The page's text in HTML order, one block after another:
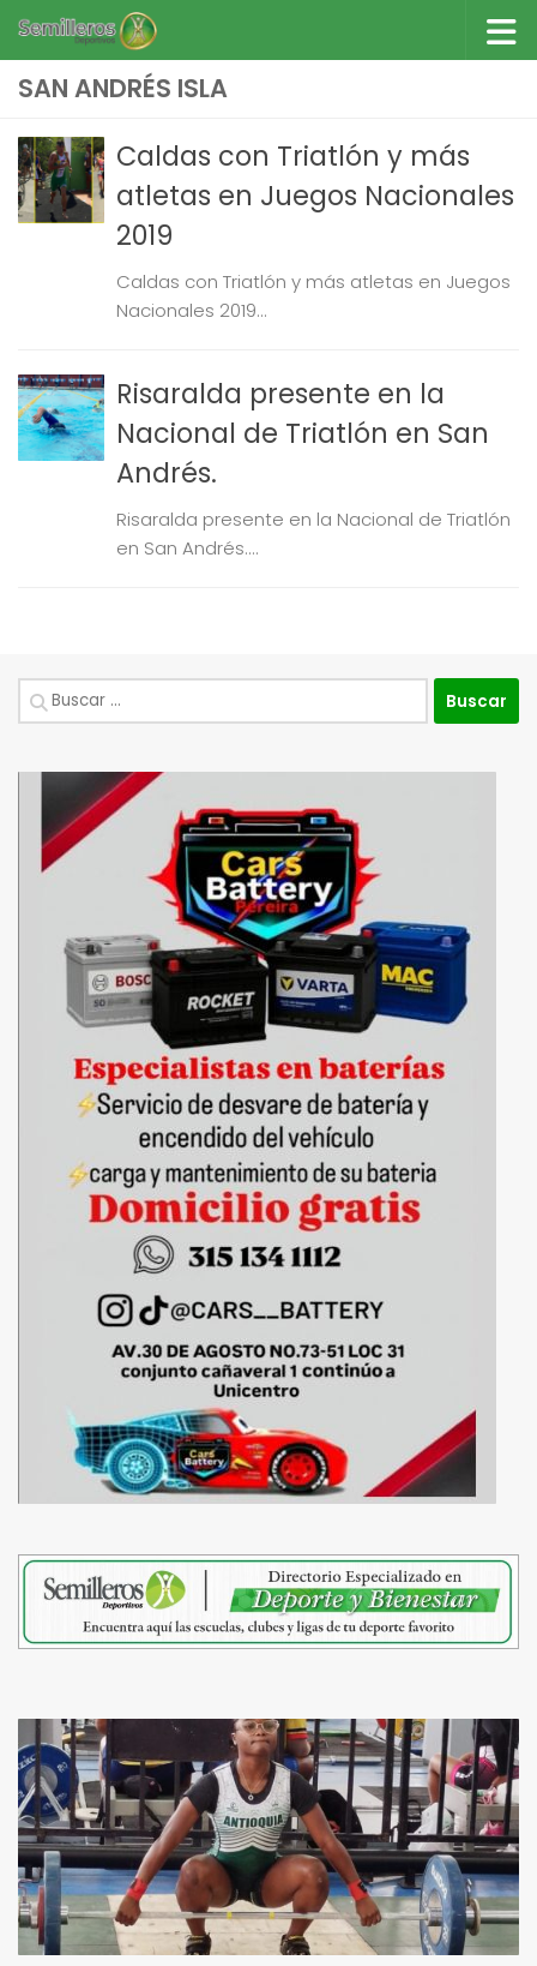
Saltar al contenido
SAN ANDRÉS ISLA
Caldas con Triatlón y más
atletas en Juegos Nacionales
2019
Caldas con Triatlón y más atletas en Juegos
Nacionales 2019...
Risaralda presente en la
Nacional de Triatlón en San
Andrés.
Risaralda presente en la Nacional de Triatlón
en San Andrés....
Buscar: